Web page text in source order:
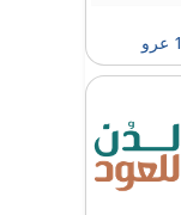
1 عرو